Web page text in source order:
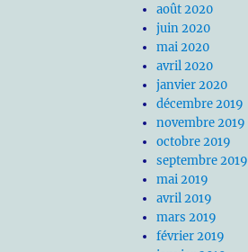
août 2020
juin 2020
mai 2020
avril 2020
janvier 2020
décembre 2019
novembre 2019
octobre 2019
septembre 2019
mai 2019
avril 2019
mars 2019
février 2019